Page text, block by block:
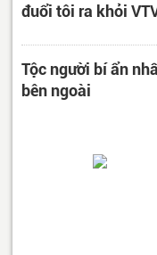
đuổi tôi ra khỏi
Tộc người bí ẩn
bên ngoài